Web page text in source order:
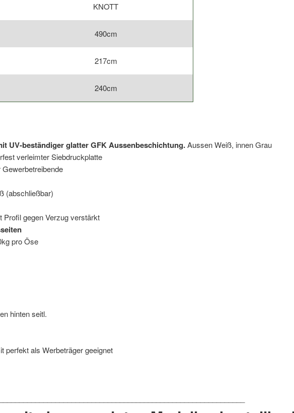
KNOTT
490cm
217cm
240cm
UV-beständiger glatter GFK Aussenbeschichtung.Aussen Weiß, innen Grau
verleimter Siebdruckplatte
(abschließbar)
Profil gegen Verzug verstärkt
pro Öse
hinten seitl.
perfekt als Werbeträger geeignet